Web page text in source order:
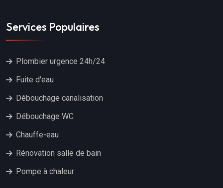
Services Populaires
Plombier urgence 24h/24
Fuite d'eau
Débouchage canalisation
Débouchage WC
Chauffe-eau
Rénovation salle de bain
Pompe à chaleur